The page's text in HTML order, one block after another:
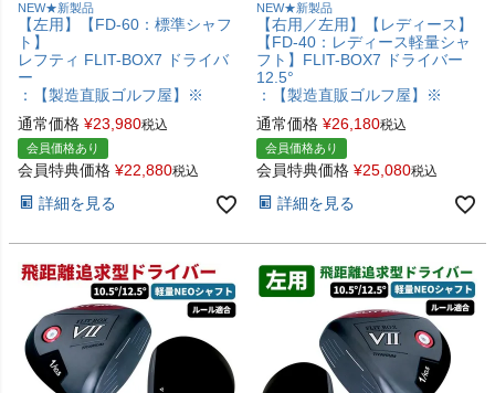
NEW★新製品
【左用】【FD-60：標準シャフ
ト】
レフティ FLIT-BOX7 ドライバ
ー
：【製造直販ゴルフ屋】※
通常価格 ¥23,980税込
会員価格あり
会員特典価格 ¥22,880税込
詳細を見る
NEW★新製品
【右用／左用】【レディース】
【FD-40：レディース軽量シャ
フト】FLIT-BOX7 ドライバー
12.5°
：【製造直販ゴルフ屋】※
通常価格 ¥26,180税込
会員価格あり
会員特典価格 ¥25,080税込
詳細を見る